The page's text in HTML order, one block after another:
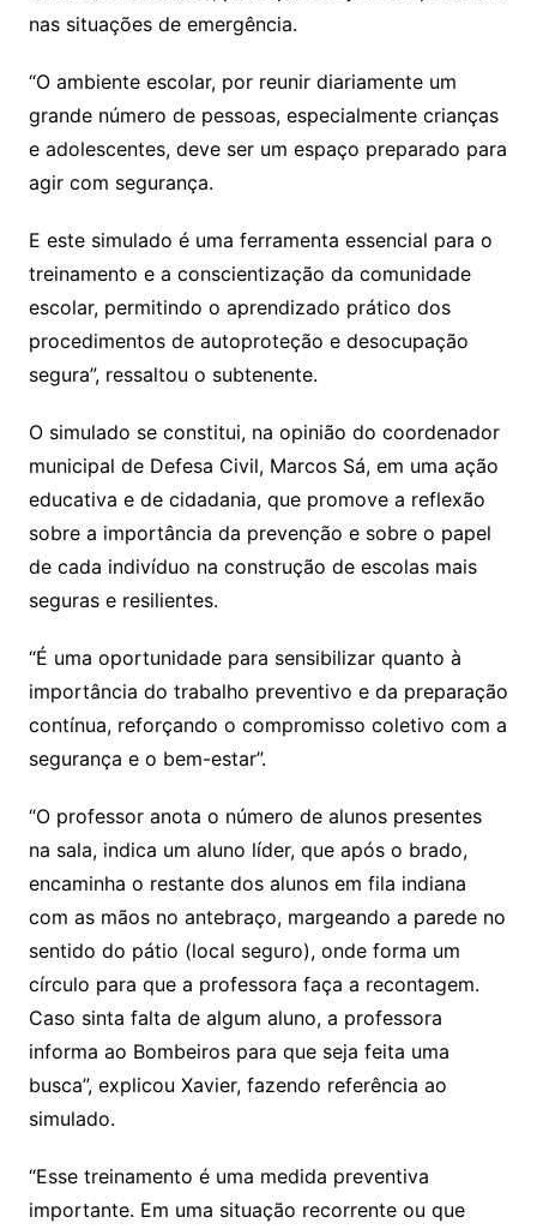
nas situações de emergência.
“O ambiente escolar, por reunir diariamente um
grande número de pessoas, especialmente crianças
e adolescentes, deve ser um espaço preparado para
agir com segurança.
E este simulado é uma ferramenta essencial para o
treinamento e a conscientização da comunidade
escolar, permitindo o aprendizado prático dos
procedimentos de autoproteção e desocupação
segura”, ressaltou o subtenente.
O simulado se constitui, na opinião do coordenador
municipal de Defesa Civil, Marcos Sá, em uma ação
educativa e de cidadania, que promove a reflexão
sobre a importância da prevenção e sobre o papel
de cada indivíduo na construção de escolas mais
seguras e resilientes.
“É uma oportunidade para sensibilizar quanto à
importância do trabalho preventivo e da preparação
contínua, reforçando o compromisso coletivo com a
segurança e o bem-estar”.
“O professor anota o número de alunos presentes
na sala, indica um aluno líder, que após o brado,
encaminha o restante dos alunos em fila indiana
com as mãos no antebraço, margeando a parede no
sentido do pátio (local seguro), onde forma um
círculo para que a professora faça a recontagem.
Caso sinta falta de algum aluno, a professora
informa ao Bombeiros para que seja feita uma
busca”, explicou Xavier, fazendo referência ao
simulado.
“Esse treinamento é uma medida preventiva
importante. Em uma situação recorrente ou que